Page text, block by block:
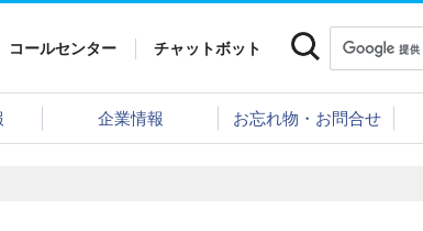
コールセンター チャットボット
企業情報 お忘れ物・お問合せ